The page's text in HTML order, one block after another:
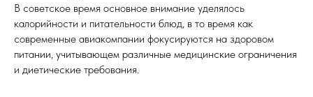
В советское время основное внимание уделялось
калорийности и питательности блюд, в то время как
современные авиакомпании фокусируются на здоровом
питании, учитывающем различные медицинские ограничения
и диетические требования.